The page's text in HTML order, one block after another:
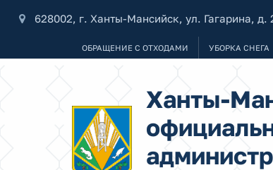
628002, г. Ханты-Мансийск, ул. Гагарина, д.
ОБРАЩЕНИЕ С ОТХОДАМИ УБОРКА СНЕГА
Ханты-